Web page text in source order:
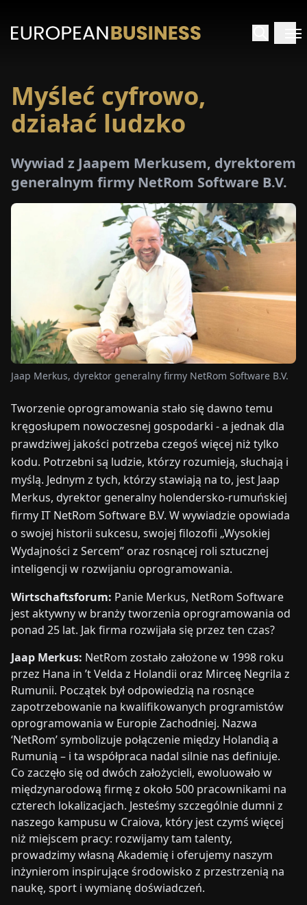
TARGI
NAS
EN FR ESIT NL PL HU
SKONTAKTUJ
SIĘ
NAMI
Myśleć cyfrowo,
działać ludzko
Wywiad z Jaapem Merkusem, dyrektorem
generalnym firmy NetRom Software B.V.
Jaap Merkus, dyrektor generalny firmy NetRom Software B.V.
Tworzenie oprogramowania stało się dawno temu
kręgosłupem nowoczesnej gospodarki - a jednak dla
prawdziwej jakości potrzeba czegoś więcej niż tylko
kodu. Potrzebni są ludzie, którzy rozumieją, słuchają i
myślą. Jednym z tych, którzy stawiają na to, jest Jaap
Merkus, dyrektor generalny holendersko-rumuńskiej
firmy IT NetRom Software B.V. W wywiadzie opowiada
o swojej historii sukcesu, swojej filozofii „Wysokiej
Wydajności z Sercem” oraz rosnącej roli sztucznej
inteligencji w rozwijaniu oprogramowania.
Wirtschaftsforum: Panie Merkus, NetRom Software
jest aktywny w branży tworzenia oprogramowania od
ponad 25 lat. Jak firma rozwijała się przez ten czas?
Jaap Merkus: NetRom zostało założone w 1998 roku
przez Hana in ’t Velda z Holandii oraz Mirceę Negrila z
Rumunii. Początek był odpowiedzią na rosnące
zapotrzebowanie na kwalifikowanych programistów
oprogramowania w Europie Zachodniej. Nazwa
‘NetRom’ symbolizuje połączenie między Holandią a
Rumunią – i ta współpraca nadal silnie nas definiuje.
Co zaczęło się od dwóch założycieli, ewoluowało w
międzynarodową firmę z około 500 pracownikami na
czterech lokalizacjach. Jesteśmy szczególnie dumni z
naszego kampusu w Craiova, który jest czymś więcej
niż miejscem pracy: rozwijamy tam talenty,
prowadzimy własną Akademię i oferujemy naszym
inżynierom inspirujące środowisko z przestrzenią na
naukę, sport i wymianę doświadczeń.